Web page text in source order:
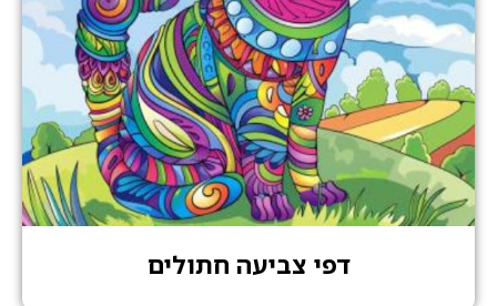
דפי צביעה חתולים